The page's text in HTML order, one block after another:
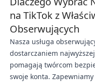
na TikTok z
Obserwujących
Nasza usługa
dostarczaniem
pomagają twórcom
swoje konta.